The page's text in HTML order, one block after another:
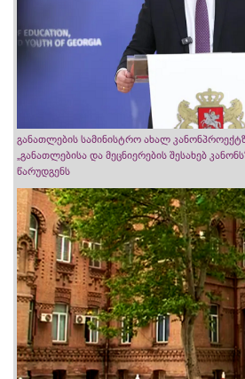
განათლების სამინისტრო ახალ
„განათლებისა და მეცნიერების შესახებ
წარუდგენს